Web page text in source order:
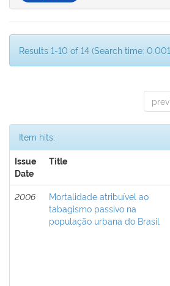
Results 1-10 of 14 (Search time:
Item hits:
Issue
Date
Title
2006
Mortalidade atribuível ao
tabagismo passivo na
população urbana do Brasil